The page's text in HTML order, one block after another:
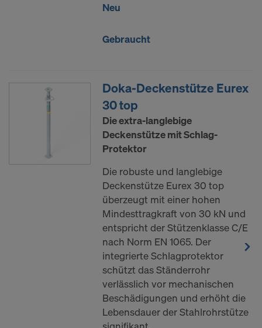
Neu
Gebraucht
Doka-Deckenstütze Eurex
30 top
Die extra-langlebige
Deckenstütze mit Schlag-
Protektor
Die robuste und langlebige
Deckenstütze Eurex 30 top
überzeugt mit einer hohen
Mindesttragkraft von 30 kN und
entspricht der Stützenklasse C/E
nach Norm EN 1065. Der
integrierte Schlagprotektor
schützt das Ständerrohr
verlässlich vor mechanischen
Beschädigungen und erhöht die
Lebensdauer der Stahlrohrstütze